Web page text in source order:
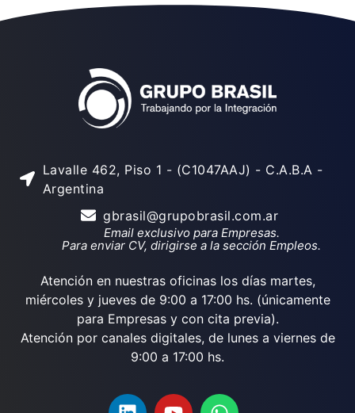
Lavalle 462, Piso 1 - (C1047AAJ) - C.A.B.A -
Argentina
gbrasil@grupobrasil.com.ar
Email exclusivo para Empresas.
Para enviar CV, dirigirse a la sección Empleos.
Atención en nuestras oficinas los días martes,
miércoles y jueves de 9:00 a 17:00 hs. (únicamente
para Empresas y con cita previa).
Atención por canales digitales, de lunes a viernes de
9:00 a 17:00 hs.